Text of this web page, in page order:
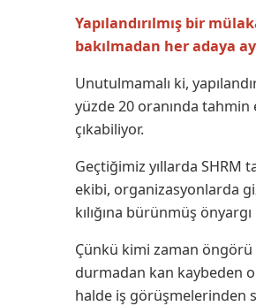
Yapılandırılmış bir
bakılmadan her adaya
Unutulmamalı ki,
yüzde 20 oranında tahmin
çıkabiliyor.
Geçtiğimiz yıllarda
ekibi, organizasyonlarda
kılığına bürünmüş
Çünkü kimi zaman öngörü
durmadan kan kaybeden
halde iş görüşmelerinden